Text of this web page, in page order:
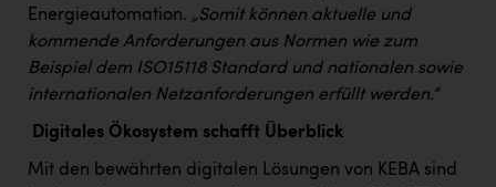
Energieautomation. „Somit können aktuelle und
kommende Anforderungen aus Normen wie zum
Beispiel dem ISO15118 Standard und nationalen sowie
internationalen Netzanforderungen erfüllt werden.“
Digitales Ökosystem schafft Überblick
Mit den bewährten digitalen Lösungen von KEBA sind